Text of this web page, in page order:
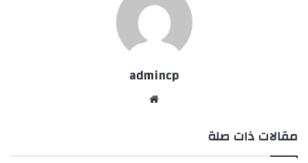
admincp
مقالات ذات صلة